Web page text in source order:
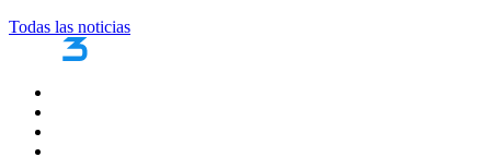
Todas las noticias